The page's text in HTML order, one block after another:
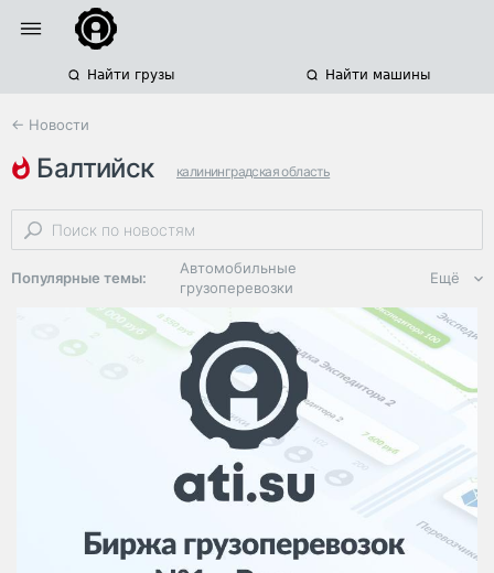
Найти грузы Найти машины
← Новости
балтийск калининградская область
паромные грузоперевозки усть-луга
Популярные темы:
Автомобильные
грузоперевозки
Региональная
логистика
ЭДО, ИТ в
логистике
Дороги,
инфраструктура
Логистика, грузы
Негабаритные и
опасные грузы
Ещё